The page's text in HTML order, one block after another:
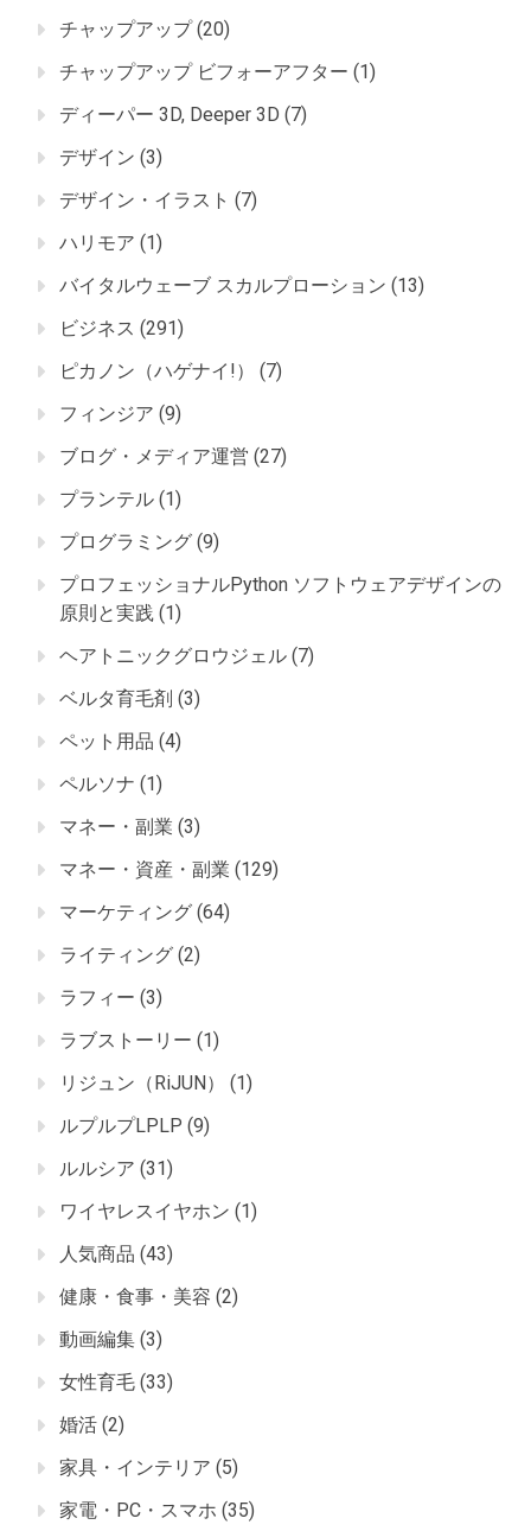
チャップアップ(20)
チャップアップ ビフォーアフター (1)
ディーパー 3D, Deeper 3D (7)
デザイン (3)
デザイン・イラスト (7)
ハリモア (1)
バイタルウェーブ スカルプローション (13)
ビジネス (291)
ピカノン（ハゲナイ!）
(7)
フィンジア (9)
ブログ・メディア運営 (27)
プランテル (1)
プログラミング (9)
プロフェッショナルPython ソフトウェアデザインの
原則と実践 (1)
ヘアトニックグロウジェル (7)
ベルタ育毛剤 (3)
ペット用品 (4)
ペルソナ (1)
マネー・副業 (3)
マネー・資産・副業 (129)
マーケティング (64)
ライティング (2)
ラフィー (3)
ラブストーリー (1)
リジュン（RiJUN）
(1)
ルプルプLPLP (9)
ルルシア (31)
ワイヤレスイヤホン (1)
人気商品 (43)
健康・食事・美容 (2)
動画編集 (3)
女性育毛 (33)
婚活 (2)
家具・インテリア (5)
家電・PC・スマホ (35)